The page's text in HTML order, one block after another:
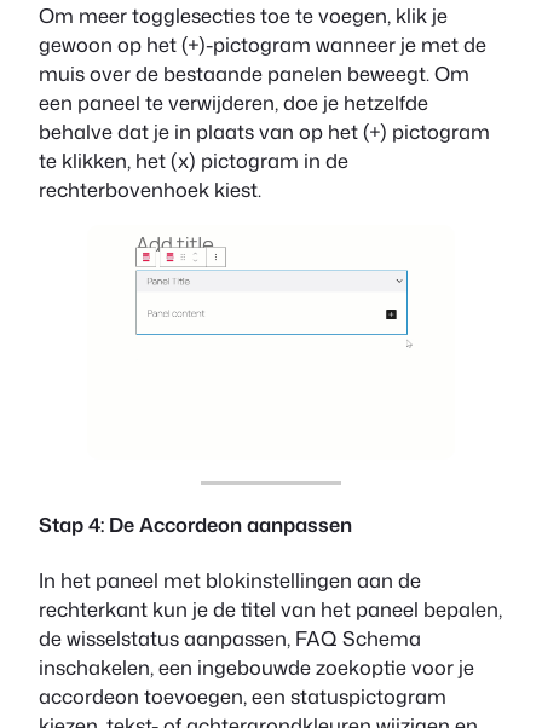
Om meer togglesecties toe te voegen, klik je
gewoon op het (+)-pictogram wanneer je met de
muis over de bestaande panelen beweegt. Om
een paneel te verwijderen, doe je hetzelfde
behalve dat je in plaats van op het (+) pictogram
te klikken, het (x) pictogram in de
rechterbovenhoek kiest.
Stap 4: De Accordeon aanpassen
In het paneel met blokinstellingen aan de
rechterkant kun je de titel van het paneel bepalen,
de wisselstatus aanpassen, FAQ Schema
inschakelen, een ingebouwde zoekoptie voor je
accordeon toevoegen, een statuspictogram